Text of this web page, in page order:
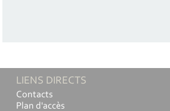
LIENS DIRECTS
Contacts
Plan d'accès